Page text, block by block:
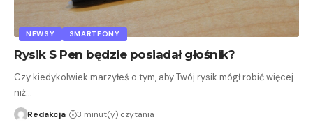
NEWSY SMARTFONY
Rysik S Pen będzie posiadał głośnik?
Czy kiedykolwiek marzyłeś o tym, aby Twój rysik mógł robić więcej
niż…
Redakcja 3 minut(y) czytania